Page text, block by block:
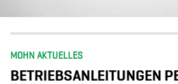
MOHN AKTUELLES
BETRIEBSANLEITUNGEN